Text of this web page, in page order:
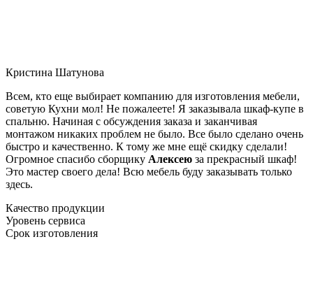
Кристина Шатунова
Всем, кто еще выбирает компанию для изготовления мебели,
советую Кухни мол! Не пожалеете! Я заказывала шкаф-купе в
спальню. Начиная с обсуждения заказа и заканчивая
монтажом никаких проблем не было. Все было сделано очень
быстро и качественно. К тому же мне ещё скидку сделали!
Огромное спасибо сборщику Алексею за прекрасный шкаф!
Это мастер своего дела! Всю мебель буду заказывать только
здесь.
Качество продукции
Уровень сервиса
Срок изготовления